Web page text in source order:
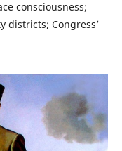
consciousness;
districts; Congress’